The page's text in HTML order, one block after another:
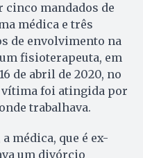
mandados de
médica e três
de envolvimento na
fisioterapeuta, em
de abril de 2020, no
vítima foi atingida por
trabalhava.
médica, que é ex-
um divórcio